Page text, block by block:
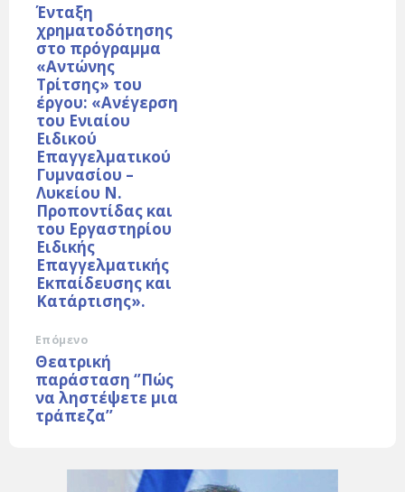
Ένταξη
χρηματοδότησης
στο πρόγραμμα
«Αντώνης
Τρίτσης» του
έργου: «Ανέγερση
του Ενιαίου
Ειδικού
Επαγγελματικού
Γυμνασίου –
Λυκείου Ν.
Προποντίδας και
του Εργαστηρίου
Ειδικής
Επαγγελματικής
Εκπαίδευσης και
Κατάρτισης».
Επόμενο
Θεατρική
παράσταση ‘’Πώς
να ληστέψετε μια
τράπεζα’’